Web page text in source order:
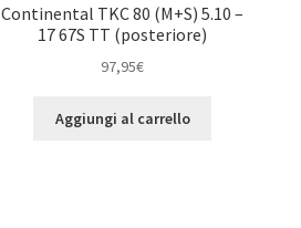
Continental TKC 80 (M+S) 5.10 –
17 67S TT (posteriore)
97,95€
Aggiungi al carrello